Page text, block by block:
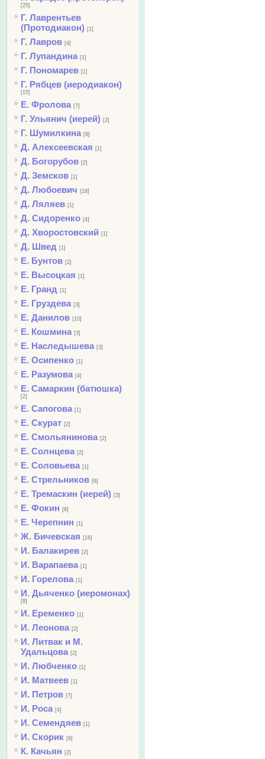
[25]
Г. Лаврентьев
(Протодиакон) [1]
Г. Лавров [4]
Г. Лупандина [1]
Г. Пономарев [1]
Г. Рябцев (иеродиакон)
[15]
Е. Фролова [7]
Г. Ульянич (иерей) [2]
Г. Шумилкина [8]
Д. Алексеевская [1]
Д. Богорубов [2]
Д. Земсков [1]
Д. Любоевич [18]
Д. Ляляев [1]
Д. Сидоренко [4]
Д. Хворостовский [1]
Д. Швед [1]
Е. Бунтов [2]
Е. Высоцкая [1]
Е. Гранд [1]
Е. Груздева [3]
Е. Данилов [10]
Е. Кошмина [3]
Е. Наследышева [3]
Е. Осипенко [1]
Е. Разумова [4]
Е. Самаркин (батюшка)
[2]
Е. Сапогова [1]
Е. Скурат [2]
Е. Смольянинова [2]
Е. Солнцева [2]
Е. Соловьева [1]
Е. Стрельников [6]
Е. Тремаскин (иерей) [3]
Е. Фокин [8]
Е. Черепнин [1]
Ж. Бичевская [16]
И. Балакирев [2]
И. Варапаева [1]
И. Горелова [1]
И. Дьяченко (иеромонах)
[8]
И. Еременко [1]
И. Леонова [2]
И. Литвак и М.
Удальцова [2]
И. Любченко [1]
И. Матвеев [1]
И. Петров [7]
И. Роса [4]
И. Семендяев [1]
И. Скорик [9]
К. Качьян [2]